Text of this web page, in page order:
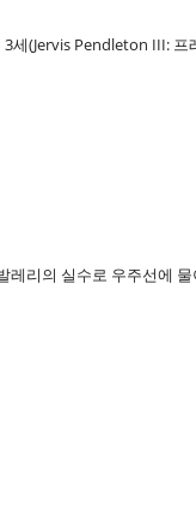
세(Jervis Pendleton III: 프
리의 실수로 우주선에